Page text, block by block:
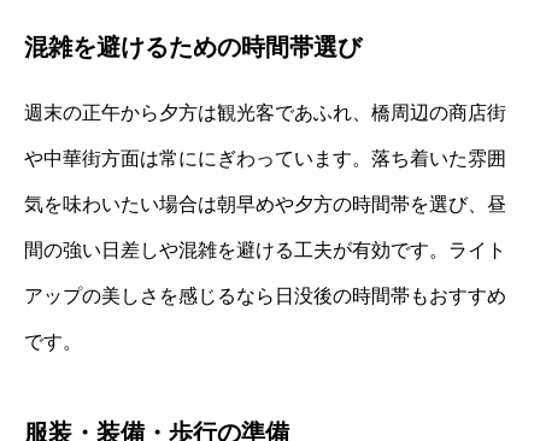
混雑を避けるための時間帯選び
週末の正午から夕方は観光客であふれ、橋周辺の商店街
や中華街方面は常ににぎわっています。落ち着いた雰囲
気を味わいたい場合は朝早めや夕方の時間帯を選び、昼
間の強い日差しや混雑を避ける工夫が有効です。ライト
アップの美しさを感じるなら日没後の時間帯もおすすめ
です。
服装・装備・歩行の準備